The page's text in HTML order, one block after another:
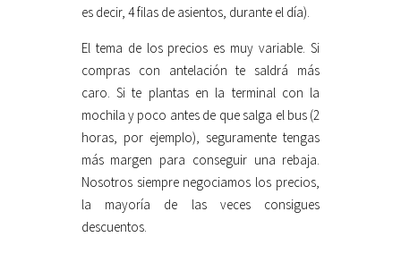
es decir, 4 filas de asientos, durante el día).
El tema de los precios es muy variable. Si
compras con antelación te saldrá más
caro. Si te plantas en la terminal con la
mochila y poco antes de que salga el bus (2
horas, por ejemplo), seguramente tengas
más margen para conseguir una rebaja.
Nosotros siempre negociamos los precios,
la mayoría de las veces consigues
descuentos.